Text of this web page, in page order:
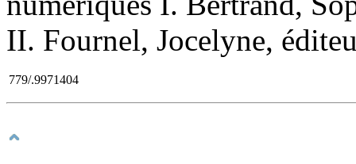
II. Fournel, Jocelyne,
779/.9971404